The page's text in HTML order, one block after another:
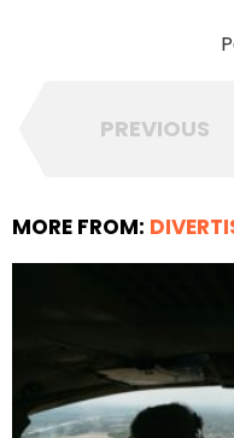
PREVIOUS
MORE FROM: